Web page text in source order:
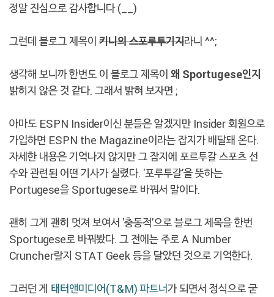
정말 진심으로 감사합니다 (__)
그런데 블로그 제목이 키니의 스포루투기지라니 ^^;
생각해 보니까 한번도 이 블로그 제목이 왜 Sportugese인지
밝히지 않은 것 같다. 그래서 밝혀 보자면 ;
아마도 ESPN Insider이신 분들은 알겠지만 Insider 회원으로
가입하면 ESPN the Magazine이라는 잡지가 배달돼 온다.
자세한 내용은 기억나지 않지만 그 잡지에 포르투갈 스포츠 선
수와 관련된 어떤 기사가 실렸다. '포루투갈'을 뜻하는
Portugese을 Sportugese로 바꿔서 말이다.
괜히 그게 괜히 멋져 보여서 '충동적'으로 블로그 제목을 한번
Sportugese로 바꿔봤다. 그 전에는 주로 A Number
Cruncher랄지 STAT Geek 등을 달았던 것으로 기억한다.
그러던 게 태터앤미디어(T&M) 파트너가 되면서 정식으로 굳